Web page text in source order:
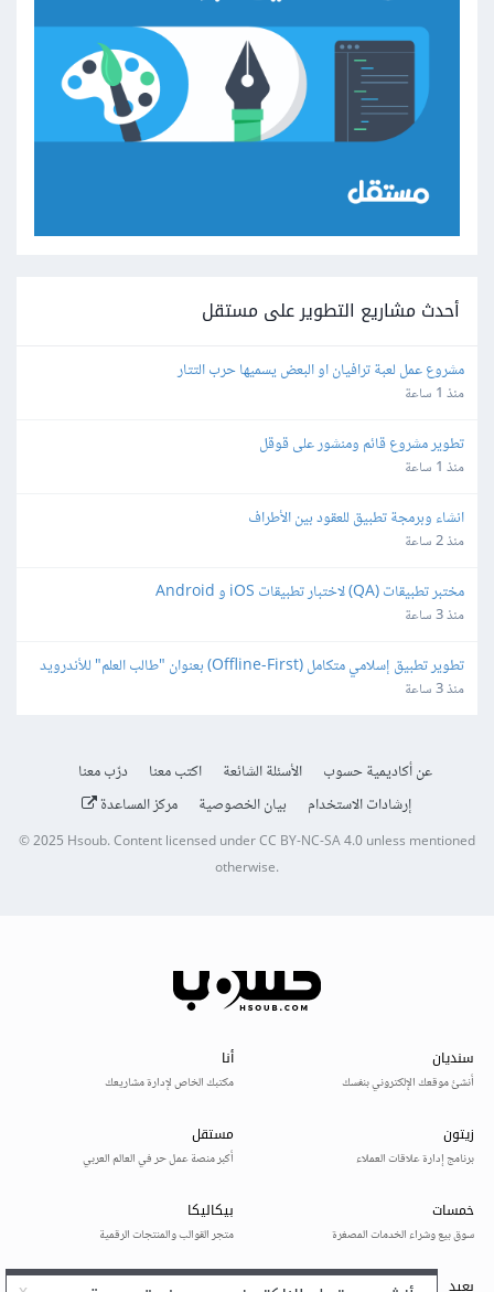
أحدث مشاريع التطوير على مستقل
مشروع عمل لعبة ترافيان او البعض يسميها حرب التتار
منذ 1 ساعة
تطوير مشروع قائم ومنشور على قوقل
منذ 1 ساعة
انشاء وبرمجة تطبيق للعقود بين الأطراف
منذ 2 ساعة
مختبر تطبيقات (QA) لاختبار تطبيقات iOS و Android
منذ 3 ساعة
و iOS
منذ 3 ساعة
عن أكاديمية حسوب الأسئلة الشائعة اكتب معنا
درّب معنا
إرشادات الاستخدام
بيان الخصوصية مركز المساعدة
© 2025 Hsoub.Content licensed underCC BY-NC-SA 4.0unless mentioned
otherwise.